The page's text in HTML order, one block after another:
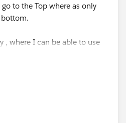
to the Top where as only
bottom.
, where I can be able to use
X-axis.